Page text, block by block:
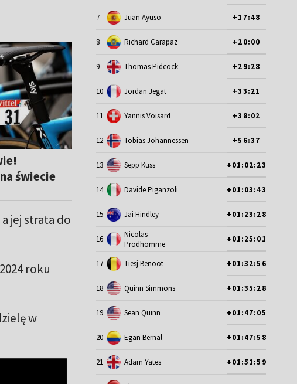
świecie
jej strata do
roku
w
7 Juan Ayuso +17:48
8 Richard Carapaz +20:00
9 Thomas Pidcock +29:28
10 Jordan Jegat +33:21
11 Yannis Voisard +38:02
12 Tobias Johannessen +56:37
13 Sepp Kuss +01:02:23
14 Davide Piganzoli +01:03:43
15 Jai Hindley +01:23:28
16
Nicolas
Prodhomme
+01:25:01
17 Tiesj Benoot +01:32:56
18 Quinn Simmons +01:35:28
19 Sean Quinn +01:47:05
20 Egan Bernal +01:47:58
21 Adam Yates +01:51:59